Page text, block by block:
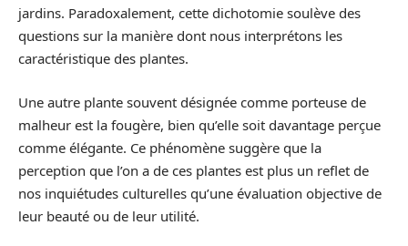
jardins. Paradoxalement, cette dichotomie soulève des
questions sur la manière dont nous interprétons les
caractéristique des plantes.
Une autre plante souvent désignée comme porteuse de
malheur est la fougère, bien qu’elle soit davantage perçue
comme élégante. Ce phénomène suggère que la
perception que l’on a de ces plantes est plus un reflet de
nos inquiétudes culturelles qu’une évaluation objective de
leur beauté ou de leur utilité.